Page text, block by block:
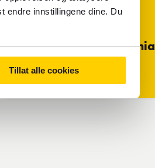
endre innstillingene dine. Du
Tillat alle cookies
både kontanter og kort
Primær valuta i Slovenia
Euro - EUR